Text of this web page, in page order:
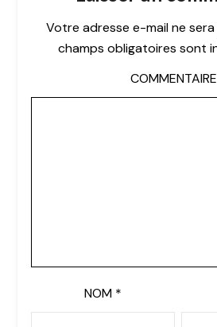
Votre adresse e-mail ne sera
champs obligatoires sont
COMMENTAIRE
NOM *